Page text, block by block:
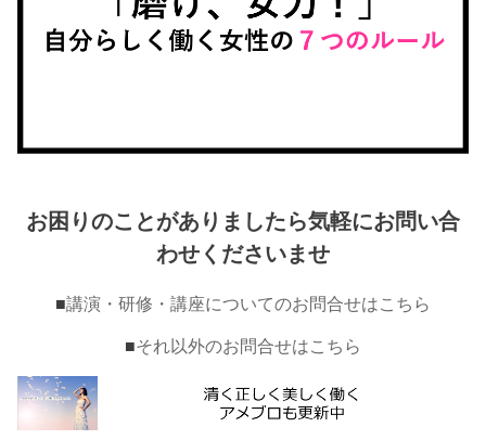
お困りのことがありましたら気軽にお問い合
わせくださいませ
■講演・研修・講座についてのお問合せはこちら
■それ以外のお問合せはこちら